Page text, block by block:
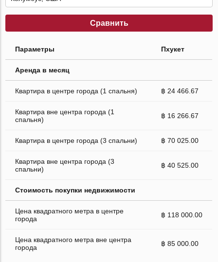
Сравнить
Параметры Пхукет
Аренда в месяц
Квартира в центре города (1 спальня) ฿ 24 466.67
Квартира вне центра города (1
спальня)
฿ 16 266.67
Квартира в центре города (3 спальни) ฿ 70 025.00
Квартира вне центра города (3
спальни)
฿ 40 525.00
Стоимость покупки недвижимости
Цена квадратного метра в центре
города
฿ 118 000.00
Цена квадратного метра вне центра
города
฿ 85 000.00